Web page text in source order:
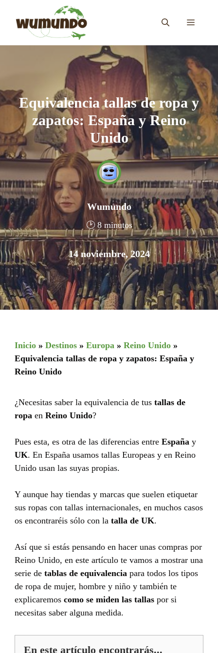
contenido
MENÚ
Equivalencia tallas de ropa y
zapatos: España y Reino
Unido
Wumundo
🕑 8 minutos
14 noviembre, 2024
Inicio » Destinos » Europa » Reino Unido »
Equivalencia tallas de ropa y zapatos: España y
Reino Unido
¿Necesitas saber la equivalencia de tus tallas de
ropa en Reino Unido?
Pues esta, es otra de las diferencias entre España y
UK. En España usamos tallas Europeas y en Reino
Unido usan las suyas propias.
Y aunque hay tiendas y marcas que suelen etiquetar
sus ropas con tallas internacionales, en muchos casos
os encontraréis sólo con la talla de UK.
Así que si estás pensando en hacer unas compras por
Reino Unido, en este artículo te vamos a mostrar una
serie de tablas de equivalencia para todos los tipos
de ropa de mujer, hombre y niño y también te
explicaremos como se miden las tallas por si
necesitas saber alguna medida.
En este artículo encontrarás...